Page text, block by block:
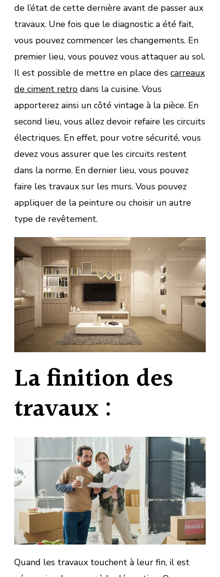
de l’état de cette dernière avant de passer aux
travaux. Une fois que le diagnostic a été fait,
vous pouvez commencer les changements. En
premier lieu, vous pouvez vous attaquer au sol.
Il est possible de mettre en place des carreaux
de ciment retro dans la cuisine. Vous
apporterez ainsi un côté vintage à la pièce. En
second lieu, vous allez devoir refaire les circuits
électriques. En effet, pour votre sécurité, vous
devez vous assurer que les circuits restent
dans la norme. En dernier lieu, vous pouvez
faire les travaux sur les murs. Vous pouvez
appliquer de la peinture ou choisir un autre
type de revêtement.
La finition des
travaux :
Quand les travaux touchent à leur fin, il est